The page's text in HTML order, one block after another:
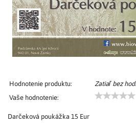
Hodnotenie produktu:
Zatiaľ bez
Vaše hodnotenie:
Darčeková poukážka 15 Eur